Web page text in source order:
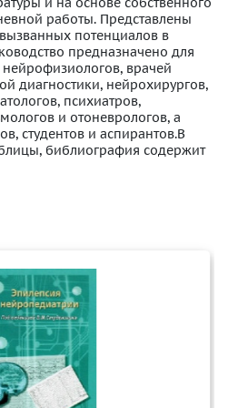
работы. Представлены
потенциалов в
предназначено для
врачей
диагностики, нейрохирургов,
психиатров,
и отоневрологов, а
студентов и аспирантов.В
библиография содержит